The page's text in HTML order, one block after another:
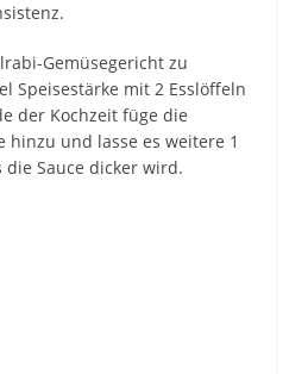
Gemüsegericht zu
Speisestärke mit 2 Esslöffeln
der Kochzeit füge die
hinzu und lasse es weitere 1
Sauce dicker wird.